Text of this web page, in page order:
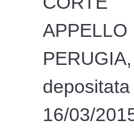
PERUGIA,
16/03/